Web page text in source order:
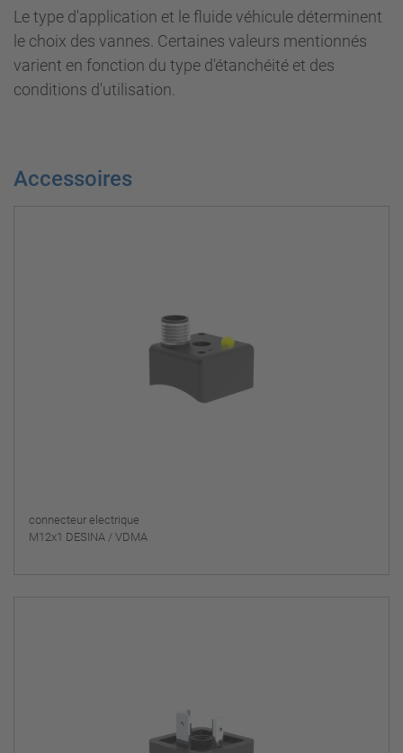
Le type d'application et le fluide véhicule déterminent
le choix des vannes. Certaines valeurs mentionnés
varient en fonction du type d'étanchéité et des
conditions d'utilisation.
Accessoires
connecteur electrique
M12x1 DESINA / VDMA